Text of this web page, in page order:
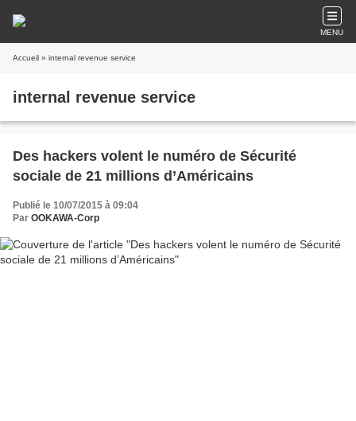
MENU
Accueil » internal revenue service
internal revenue service
Des hackers volent le numéro de Sécurité
sociale de 21 millions d’Américains
Publié le 10/07/2015 à 09:04
Par OOKAWA-Corp